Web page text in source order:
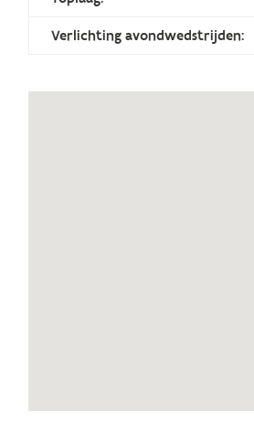
Verlichting avondwedstrijden: